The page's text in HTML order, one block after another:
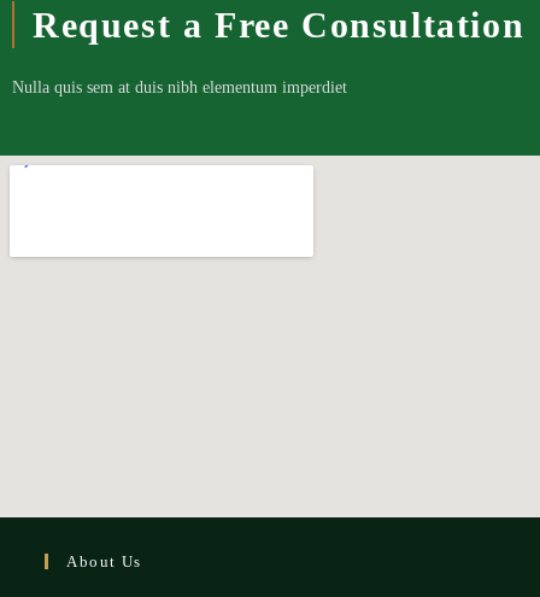
Request a Free Consultation
Nulla quis sem at duis nibh elementum imperdiet
About Us